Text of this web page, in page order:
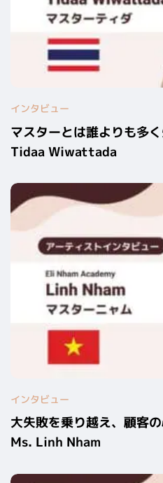
インタビュー
マスターとは誰よりも多
Tidaa Wiwattada
インタビュー
大失敗を乗り越え、顧客
Ms. Linh Nham